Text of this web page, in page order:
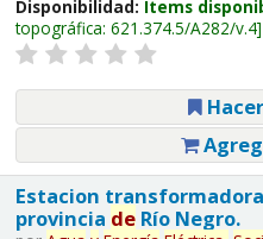
Disponibilidad: Ítems
topográfica: 621.374.5/A282/v.4
Estacion
provincia deRío Negro.